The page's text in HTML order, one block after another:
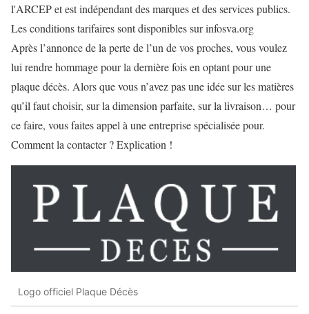
l'ARCEP et est indépendant des marques et des services publics.
Les conditions tarifaires sont disponibles sur infosva.org
Après l’annonce de la perte de l’un de vos proches, vous voulez
lui rendre hommage pour la dernière fois en optant pour une
plaque décès. Alors que vous n’avez pas une idée sur les matières
qu’il faut choisir, sur la dimension parfaite, sur la livraison… pour
ce faire, vous faites appel à une entreprise spécialisée pour.
Comment la contacter ? Explication !
Logo officiel Plaque Décès